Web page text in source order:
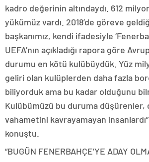
kadro değerinin altındaydı. 612
yükümüz vardı. 2018’de göreve
başkanımız, kendi ifadesiyle
UEFA’nın açıkladığı rapora göre
durumu en kötü kulübüydük. Yüz
geliri olan kulüplerden daha fazla
biliyorduk ama bu kadar olduğunu
Kulübümüzü bu duruma düşürenler,
vahametini kavrayamayan
konuştu.
“BUGÜN FENERBAHÇE’YE ADAY